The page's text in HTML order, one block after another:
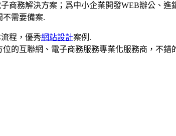
商務解決方案；爲中小企業開發WEB辦公、進
不需要備案.
程，優秀網站設計案例.
的互聯網、電子商務服務專業化服務商，不錯